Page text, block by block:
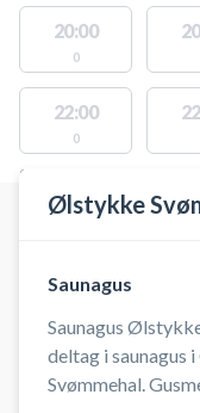
20:00
0
22:00
0
STEDER MED LEDIGE
Ølstykke
Saunagus
Saunagus
deltag i saunagus
Svømmehal.